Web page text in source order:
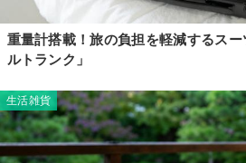
重量計搭載！旅の負担を軽減するス
ルトランク」
生活雑貨